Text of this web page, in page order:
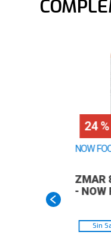
24 %
NOW
ZMAR
- NOW
Sin